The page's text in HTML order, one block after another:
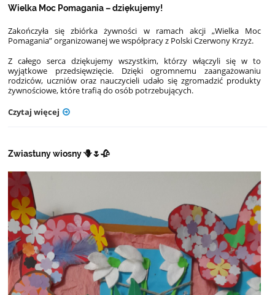
Wielka Moc Pomagania – dziękujemy!
Zakończyła się zbiórka żywności w ramach akcji „Wielka Moc
Pomagania” organizowanej we współpracy z Polski Czerwony Krzyż.
Z całego serca dziękujemy wszystkim, którzy włączyli się w to
wyjątkowe przedsięwzięcie. Dzięki ogromnemu zaangażowaniu
rodziców, uczniów oraz nauczycieli udało się zgromadzić produkty
żywnościowe, które trafią do osób potrzebujących.
Czytaj więcej
Zwiastuny wiosny 🪻🌷🥀